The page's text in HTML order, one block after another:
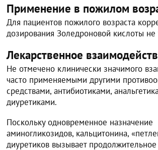
Применение в пожилом
Для пациентов пожилого возраста
дозирования Золедроновой кислоты не
Лекарственное
Не отмечено клинически значимого
часто применяемыми другими
средствами, антибиотиками,
диуретиками.
Поскольку одновременное назначение
аминогликозидов, кальцитонина,
диуретиков вызывает